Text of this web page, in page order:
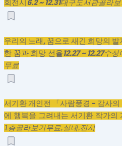
회전시 6.2 ~ 12.31대구도서관골라
우리의 노래, 꿈으로 새긴 희망의 발
한 꿈과 희망 선율12.27 ~ 12.27수성
무료
서기환 개인전 「사람풍경 - 감사의
에 행복을 그려내는 서기환 작가의
1층골라보기무료,실내,전시